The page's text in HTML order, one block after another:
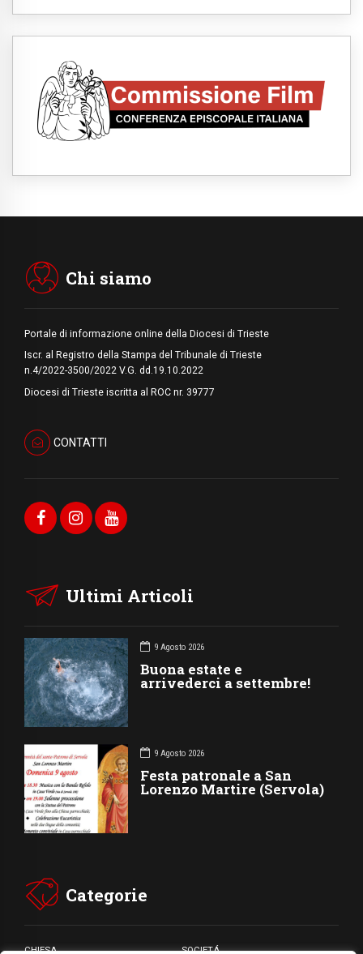
Tra Tolkien e Leone, un convegno su
09.08.2026
Indonesia, un dollaro per la costruzione di
219 Chiese
Chi siamo
Portale di informazione online della Diocesi di Trieste
Iscr. al Registro della Stampa del Tribunale di Trieste
n.4/2022-3500/2022 V.G. dd.19.10.2022
Diocesi di Trieste iscritta al ROC nr. 39777
CONTATTI
Ultimi Articoli
9 Agosto 2026
Buona estate e
arrivederci a settembre!
9 Agosto 2026
Festa patronale a San
Lorenzo Martire (Servola)
Categorie
CHIESA SOCIETÁ